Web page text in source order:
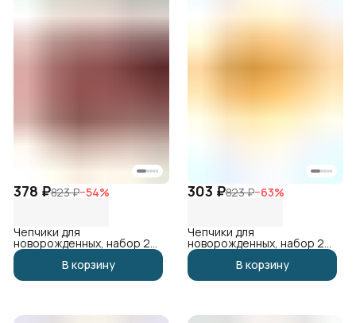
378 ₽823 ₽−54%
Чепчики для
новорожденных, набор 2
шт
В корзину
303 ₽823 ₽−63%
Чепчики для
новорожденных, набор 2
шт
В корзину